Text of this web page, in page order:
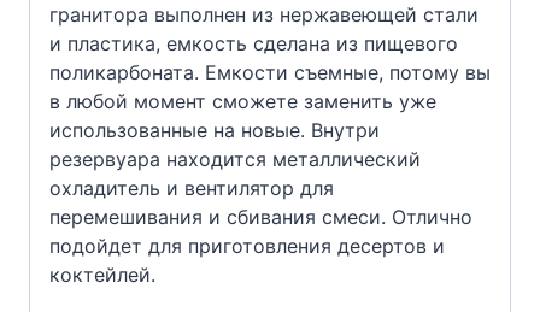
гранитора выполнен из нержавеющей стали
и пластика, емкость сделана из пищевого
поликарбоната. Емкости съемные, потому вы
в любой момент сможете заменить уже
использованные на новые. Внутри
резервуара находится металлический
охладитель и вентилятор для
перемешивания и сбивания смеси. Отлично
подойдет для приготовления десертов и
коктейлей.